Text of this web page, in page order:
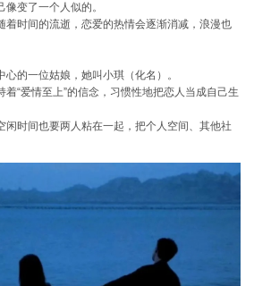
变了一个人似的。
着时间的流逝，恋爱的热情会逐渐消减，浪漫也
的一位姑娘，她叫小琪（化名）。
“爱情至上”的信念，习惯性地把恋人当成自己生
闲时间也要两人粘在一起，把个人空间、其他社